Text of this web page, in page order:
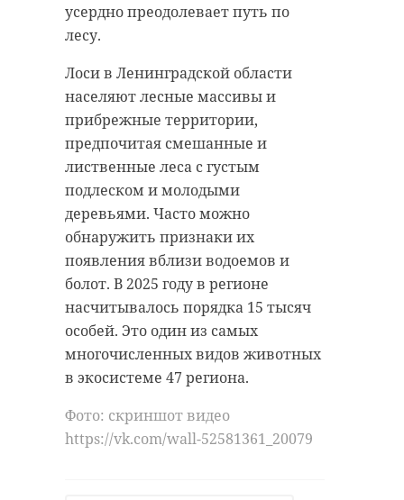
усердно преодолевает путь по
лесу.
Лоси в Ленинградской области
населяют лесные массивы и
прибрежные территории,
предпочитая смешанные и
лиственные леса с густым
подлеском и молодыми
деревьями. Часто можно
обнаружить признаки их
появления вблизи водоемов и
болот. В 2025 году в регионе
насчитывалось порядка 15 тысяч
особей. Это один из самых
многочисленных видов животных
в экосистеме 47 региона.
Фото: скриншот видео
https://vk.com/wall-52581361_20079